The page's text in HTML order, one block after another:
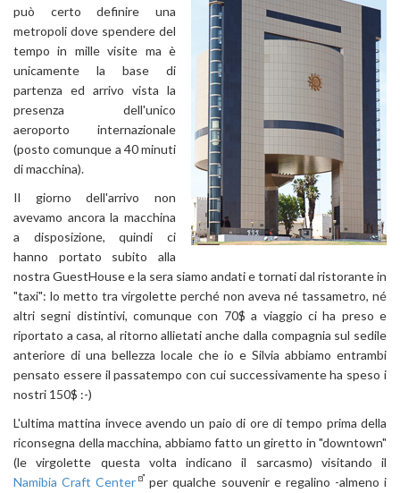
può certo definire una
metropoli dove spendere del
tempo in mille visite ma è
unicamente la base di
partenza ed arrivo vista la
presenza dell'unico
aeroporto internazionale
(posto comunque a 40 minuti
di macchina).
Il giorno dell'arrivo non
avevamo ancora la macchina
a disposizione, quindi ci
hanno portato subito alla
nostra GuestHouse e la sera siamo andati e tornati dal ristorante in
"taxi": lo metto tra virgolette perché non aveva né tassametro, né
altri segni distintivi, comunque con 70$ a viaggio ci ha preso e
riportato a casa, al ritorno allietati anche dalla compagnia sul sedile
anteriore di una bellezza locale che io e Silvia abbiamo entrambi
pensato essere il passatempo con cui successivamente ha speso i
nostri 150$ :-)
L'ultima mattina invece avendo un paio di ore di tempo prima della
riconsegna della macchina, abbiamo fatto un giretto in "downtown"
(le virgolette questa volta indicano il sarcasmo) visitando il
Namibia Craft Center
per qualche souvenir e regalino -almeno i